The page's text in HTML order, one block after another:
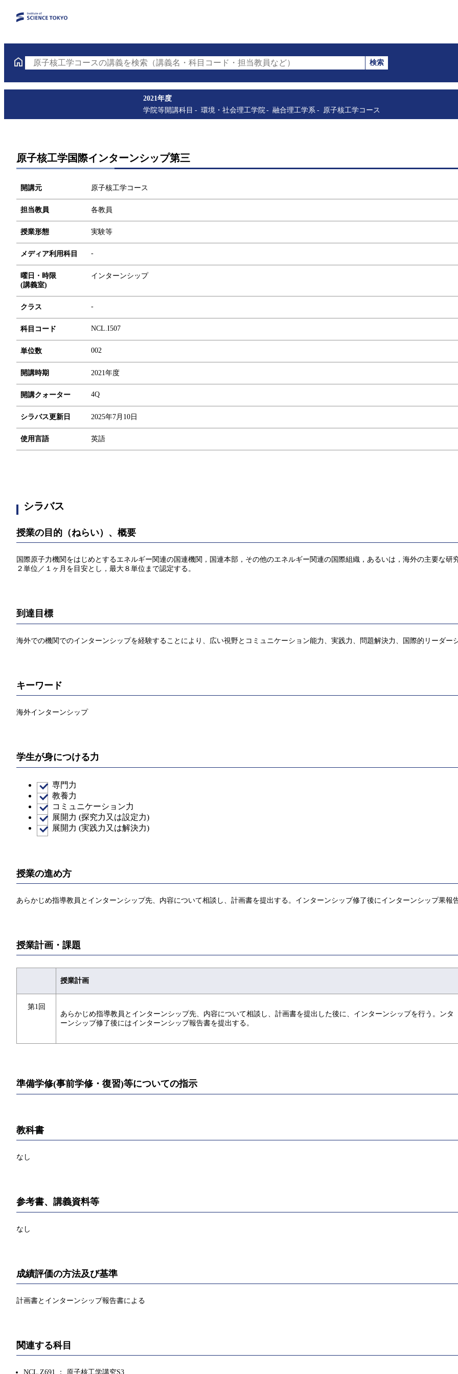
原子核工学コースの講義を検索（講義名・科目コード・担当教員など）
検索
2021年度
学院等開講科目
環境・社会理工学院 融合理工学系 原子核工学コース
原子核工学国際インターンシップ第三
開講元 原子核工学コース
担当教員 各教員
授業形態 実験等
メディア利用科目 -
曜日・時限
(講義室)
インターンシップ
クラス -
科目コード NCL.I507
単位数 002
開講時期 2021年度
開講クォーター 4Q
シラバス更新日 2025年7月10日
使用言語 英語
シラバス
授業の目的（ねらい）、概要
国際原子力機関をはじめとするエネルギー関連の国連機関，国連本部，その他のエネルギー関連の国際組織，あるいは，海外の主要な研
２単位／１ヶ月を目安とし，最大８単位まで認定する。
到達目標
海外での機関でのインターンシップを経験することにより、広い視野とコミュニケーション能力、実践力、問題解決力、国際的リーダー
キーワード
海外インターンシップ
学生が身につける力
専門力
教養力
コミュニケーション力
展開力 (探究力又は設定力)
展開力 (実践力又は解決力)
授業の進め方
あらかじめ指導教員とインターンシップ先、内容について相談し、計画書を提出する。インターンシップ修了後にインターンシップ果報
授業計画・課題
授業計画
第1回
あらかじめ指導教員とインターンシップ先、内容について相談し、計画書を提出した後に、インターンシップを行う。ンタ
ーンシップ修了後にはインターンシップ報告書を提出する。
準備学修(事前学修・復習)等についての指示
教科書
なし
参考書、講義資料等
なし
成績評価の方法及び基準
計画書とインターンシップ報告書による
関連する科目
NCL.Z691 ： 原子核工学講究S3